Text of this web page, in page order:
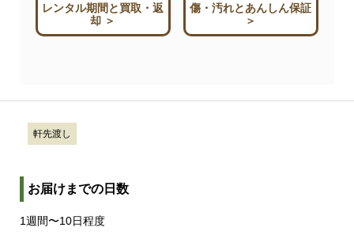
レンタル期間と買取・返
却 ＞
傷・汚れとあんしん保証
＞
軒先渡し
お届けまでの日数
1週間〜10日程度